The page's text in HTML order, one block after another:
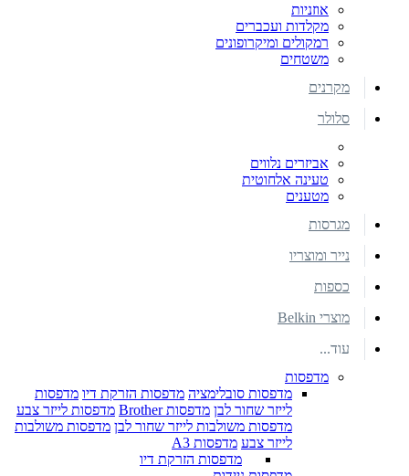
אוזניות
מקלדות ועכברים
רמקולים ומיקרופונים
משטחים
מקרנים
סלולר
אביזרים נלווים
טעינה אלחוטית
מטענים
מגרסות
נייר ומוצריו
כספות
מוצרי Belkin
עוד...
מדפסות
מדפסות סובלימציה מדפסות הזרקת דיו מדפסות
לייזר שחור לבן מדפסות Brother
מדפסות לייזר צבע
מדפסות משולבות לייזר שחור לבן מדפסות משולבות
לייזר צבע מדפסות A3
מדפסות הזרקת דיו